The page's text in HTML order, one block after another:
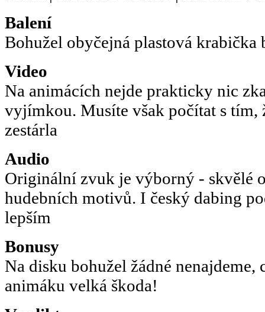
Balení
Bohužel obyčejná plastová
Video
Na animácích nejde prakticky nic
vyjímkou. Musíte však počítat s tím,
zestárla
Audio
Originální zvuk je výborný - skvělé
hudebních motivů. I český dabing
lepším
Bonusy
Na disku bohužel žádné nenajdeme,
animáku velká škoda!